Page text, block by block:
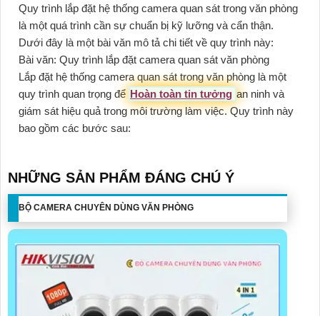
Quy trình lắp đặt hệ thống camera quan sát trong văn phòng
là một quá trình cần sự chuẩn bị kỹ lưỡng và cẩn thận.
Dưới đây là một bài văn mô tả chi tiết về quy trình này:
Bài văn: Quy trình lắp đặt camera quan sát văn phòng
Lắp đặt hệ thống camera quan sát trong văn phòng là một
quy trình quan trọng để Hoàn toàn tin tưởng an ninh và
giám sát hiệu quả trong môi trường làm việc. Quy trình này
bao gồm các bước sau:
NHỮNG SẢN PHẨM ĐÁNG CHÚ Ý
BỘ CAMERA CHUYÊN DÙNG VĂN PHÒNG